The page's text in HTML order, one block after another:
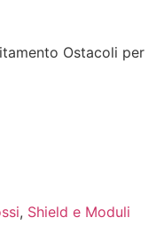
Ostacoli per
, Shield e Moduli